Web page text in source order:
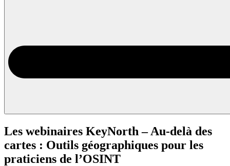
Les webinaires KeyNorth – Au-delà des
cartes : Outils géographiques pour les
praticiens de l’OSINT